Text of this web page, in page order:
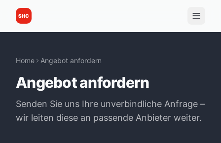
SHC
Home Angebot anfordern
Angebot anfordern
Senden Sie uns Ihre unverbindliche Anfrage –
wir leiten diese an passende Anbieter weiter.